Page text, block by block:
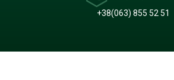
+38(063) 855 52 51